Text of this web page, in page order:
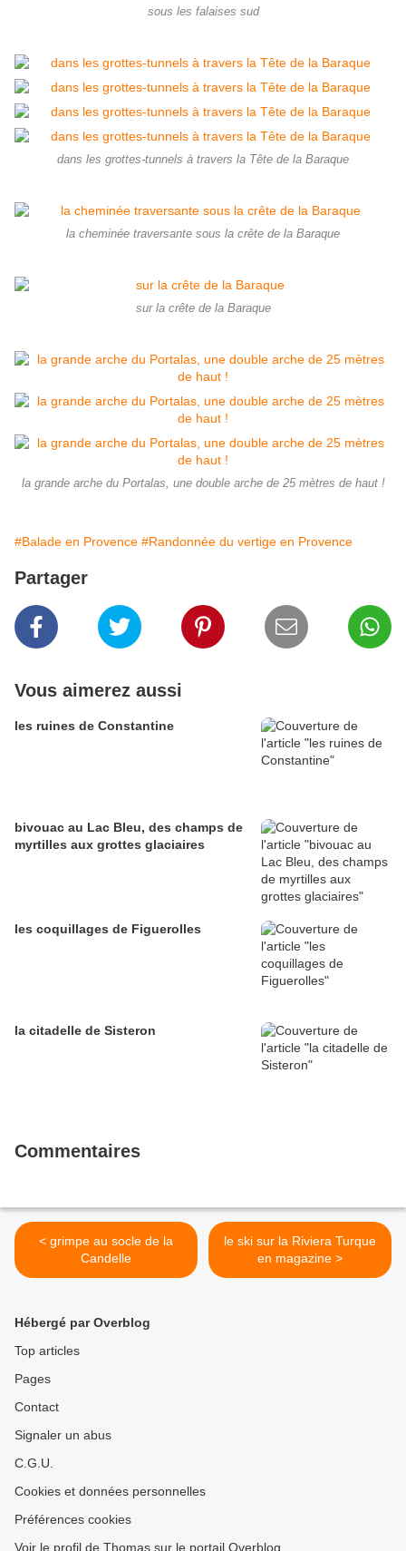
sous les falaises sud
dans les grottes-tunnels à travers la Tête de la Baraque
la cheminée traversante sous la crête de la Baraque
sur la crête de la Baraque
la grande arche du Portalas, une double arche de 25 mètres de haut !
#Balade en Provence #Randonnée du vertige en Provence
Partager
Vous aimerez aussi
les ruines de Constantine
bivouac au Lac Bleu, des champs de
myrtilles aux grottes glaciaires
les coquillages de Figuerolles
la citadelle de Sisteron
Commentaires
< grimpe au socle de la
Candelle
le ski sur la Riviera Turque
en magazine >
Hébergé par Overblog
Top articles
Pages
Contact
Signaler un abus
C.G.U.
Cookies et données personnelles
Préférences cookies
Voir le profil de Thomas sur le portail Overblog